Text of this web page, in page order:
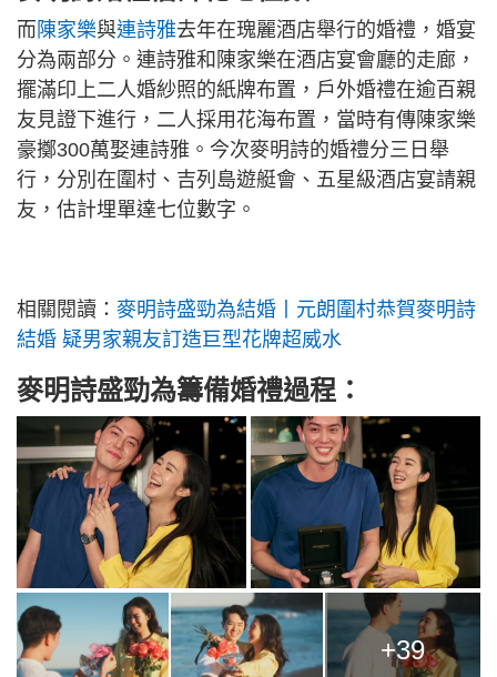
而 陳家樂與連詩雅去年在瑰麗酒店舉行的婚禮，婚宴
分為兩部分。連詩雅和陳家樂在酒店宴會廳的走廊，
擺滿印上二人婚紗照的紙牌布置，戶外婚禮在逾百親
友見證下進行，二人採用花海布置，當時有傳陳家樂
豪擲300萬娶連詩雅。今次麥明詩的婚禮分三日舉
行，分別在圍村、吉列島遊艇會、五星級酒店宴請親
友，估計埋單達七位數字。
相關閱讀： 麥明詩盛勁為結婚丨元朗圍村恭賀麥明詩
結婚 疑男家親友訂造巨型花牌超威水
麥明詩盛勁為籌備婚禮過程：
+39